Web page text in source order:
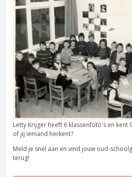
Letty Krijger heeft 6 klassenfoto's en kent
of jij iemand herkent?
Meld je snel aan en vind jouw oud-
terug!